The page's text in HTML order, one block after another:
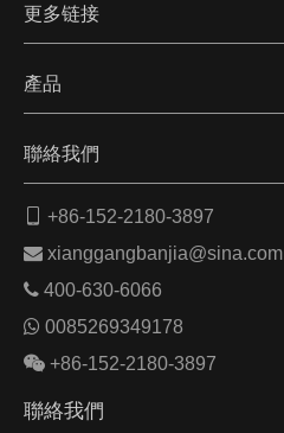
更多链接
產品
聯絡我們
+86-152-2180-3897
 xianggangbanjia@sina.com
 400-630-6066
 0085269349178
 +86-152-2180-3897
聯絡我們